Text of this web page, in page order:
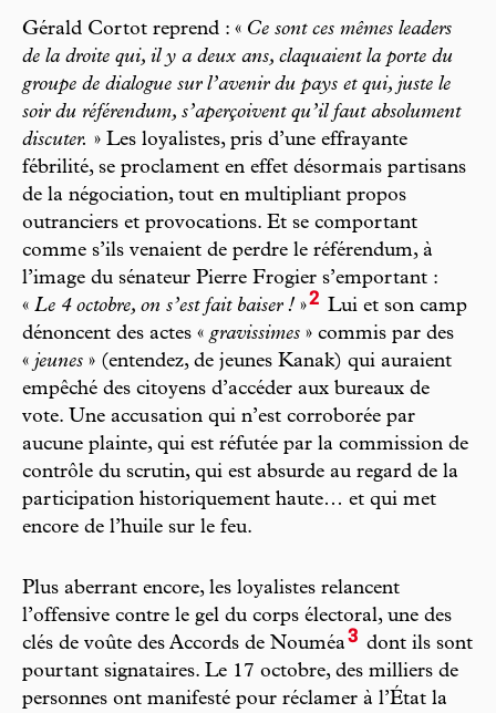
Gérald Cortot reprend : « Ce sont ces mêmes leaders
de la droite qui, il y a deux ans, claquaient la porte du
groupe de dialogue sur l’avenir du pays et qui, juste le
soir du référendum, s’aperçoivent qu’il faut absolument
discuter. » Les loyalistes, pris d’une effrayante
fébrilité, se proclament en effet désormais partisans
de la négociation, tout en multipliant propos
outranciers et provocations. Et se comportant
comme s’ils venaient de perdre le référendum, à
l’image du sénateur Pierre Frogier s’emportant :
« Le 4 octobre, on s’est fait baiser ! »2 Lui et son camp
dénoncent des actes « gravissimes » commis par des
« jeunes » (entendez, de jeunes Kanak) qui auraient
empêché des citoyens d’accéder aux bureaux de
vote. Une accu sation qui n’est corroborée par
aucune plainte, qui est réfutée par la commission de
contrôle du scrutin, qui est absurde au regard de la
participation historiquement haute… et qui met
encore de l’huile sur le feu.
Plus aberrant encore, les loyalistes relancent
l’offensive contre le gel du corps électoral, une des
clés de voûte des Accords de Nouméa3 dont ils sont
pourtant signataires. Le 17 octobre, des milliers de
personnes ont manifesté pour réclamer à l’État la